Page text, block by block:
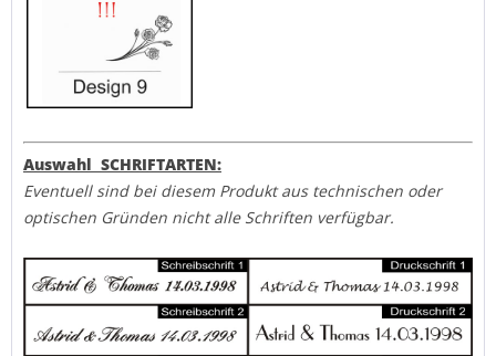
Auswahl SCHRIFTARTEN:
Eventuell sind bei diesem Produkt aus technischen oder
optischen Gründen nicht alle Schriften verfügbar.